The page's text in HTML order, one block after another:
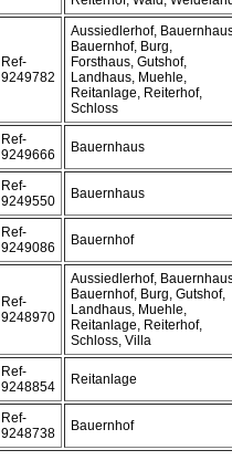
Ref-
9249782
Aussiedlerhof,
Bauernhof, Burg,
Forsthaus, Gutshof,
Landhaus, Muehle,
Reitanlage, Reiterhof,
Schloss
Ref-
9249666
Bauernhaus
Ref-
9249550
Bauernhaus
Ref-
9249086
Bauernhof
Ref-
9248970
Aussiedlerhof,
Bauernhof, Burg, Gutshof,
Landhaus, Muehle,
Reitanlage, Reiterhof,
Schloss, Villa
Ref-
9248854
Reitanlage
Ref-
9248738
Bauernhof